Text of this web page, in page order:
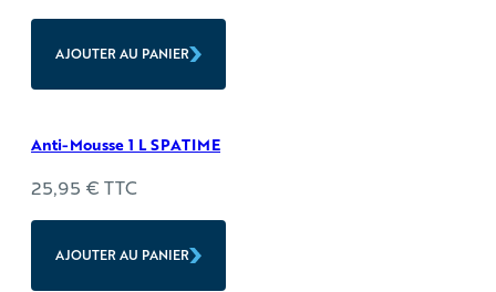
AJOUTER AU PANIER
Anti-Mousse 1 L SPATIME
25,95 € TTC
AJOUTER AU PANIER